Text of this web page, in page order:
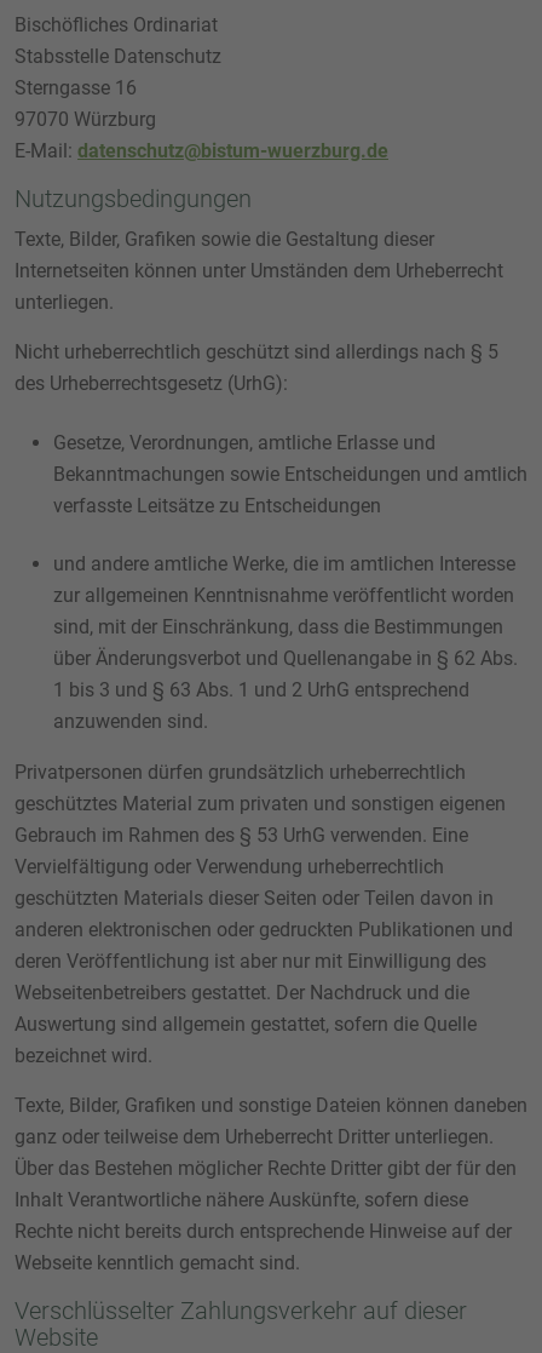
Bischöfliches Ordinariat
Stabsstelle Datenschutz
Sterngasse 16
97070 Würzburg
E-Mail: datenschutz@bistum-wuerzburg.de
Nutzungsbedingungen
Texte, Bilder, Grafiken sowie die Gestaltung dieser
Internetseiten können unter Umständen dem Urheberrecht
unterliegen.
Nicht urheberrechtlich geschützt sind allerdings nach § 5
des Urheberrechtsgesetz (UrhG):
Gesetze, Verordnungen, amtliche Erlasse und
Bekanntmachungen sowie Entscheidungen und amtlich
verfasste Leitsätze zu Entscheidungen
und andere amtliche Werke, die im amtlichen Interesse
zur allgemeinen Kenntnisnahme veröffentlicht worden
sind, mit der Einschränkung, dass die Bestimmungen
über Änderungsverbot und Quellenangabe in § 62 Abs.
1 bis 3 und § 63 Abs. 1 und 2 UrhG entsprechend
anzuwenden sind.
Privatpersonen dürfen grundsätzlich urheberrechtlich
geschütztes Material zum privaten und sonstigen eigenen
Gebrauch im Rahmen des § 53 UrhG verwenden. Eine
Vervielfältigung oder Verwendung urheberrechtlich
geschützten Materials dieser Seiten oder Teilen davon in
anderen elektronischen oder gedruckten Publikationen und
deren Veröffentlichung ist aber nur mit Einwilligung des
Webseitenbetreibers gestattet. Der Nachdruck und die
Auswertung sind allgemein gestattet, sofern die Quelle
bezeichnet wird.
Texte, Bilder, Grafiken und sonstige Dateien können daneben
ganz oder teilweise dem Urheberrecht Dritter unterliegen.
Über das Bestehen möglicher Rechte Dritter gibt der für den
Inhalt Verantwortliche nähere Auskünfte, sofern diese
Rechte nicht bereits durch entsprechende Hinweise auf der
Webseite kenntlich gemacht sind.
Verschlüsselter Zahlungsverkehr auf dieser
Website